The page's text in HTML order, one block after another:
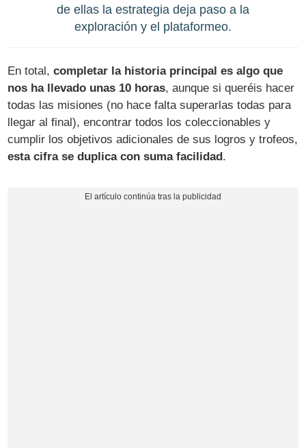
de ellas la estrategia deja paso a la
exploración y el plataformeo.
En total,completar la historia principal es algo que
nos ha llevado unas 10 horas, aunque si queréis hacer
todas las misiones (no hace falta superarlas todas para
llegar al final), encontrar todos los coleccionables y
cumplir los objetivos adicionales de sus logros y trofeos,
esta cifra se duplica con suma facilidad.